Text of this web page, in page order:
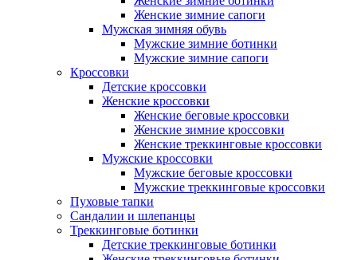
Женские зимние сапоги
Мужская зимняя обувь
Мужские зимние ботинки
Мужские зимние сапоги
Кроссовки
Детские кроссовки
Женские кроссовки
Женские беговые кроссовки
Женские зимние кроссовки
Женские треккинговые кроссовки
Мужские кроссовки
Мужские беговые кроссовки
Мужские треккинговые кроссовки
Пуховые тапки
Сандалии и шлепанцы
Треккинговые ботинки
Детские треккинговые ботинки